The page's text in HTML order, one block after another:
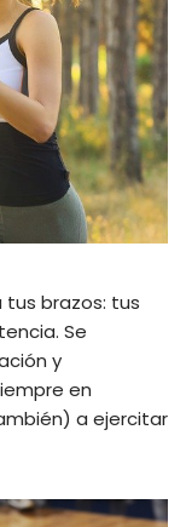
brazos: tus
Se
y
en
a ejercitar